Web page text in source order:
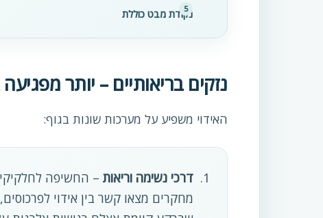
נקודת מבט כוללת
נזקים בריאותיים – יותר
האידוי משפיע על מערכות שונות בגוף:
דרכי נשימה וריאות – החשיפה
מחקרים מצאו קשר בין אידוי